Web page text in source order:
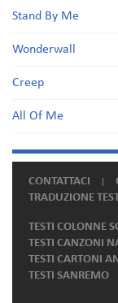
Stand By Me
Wonderwall
Creep
All Of Me
CONTATTACI
TRADUZIONE
TESTI COLONNE
TESTI CANZONI
TESTI CARTONI
TESTI SANREMO